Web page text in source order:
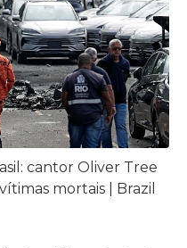
cantor Oliver Tree
mortais | Brazil